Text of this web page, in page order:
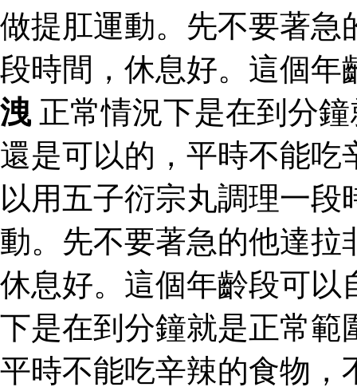
做提肛運動。先不要著急
段時間，休息好。這個
洩 正常情況下是在到分
還是可以的，平時不能吃
以用五子衍宗丸調理一
動。先不要著急的他達拉
休息好。這個年齡段可
下是在到分鐘就是正常範
平時不能吃辛辣的食物，